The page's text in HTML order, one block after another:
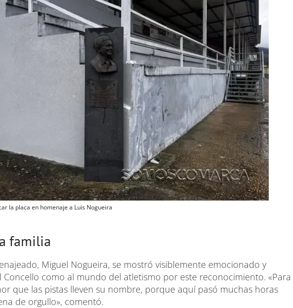
la placa en homenaje a Luis Nogueira
familia
Miguel Nogueira, se mostró visiblemente emocionado y
como al mundo del atletismo por este reconocimiento. «Para
que las pistas lleven su nombre, porque aquí pasó muchas horas
de orgullo», comentó.